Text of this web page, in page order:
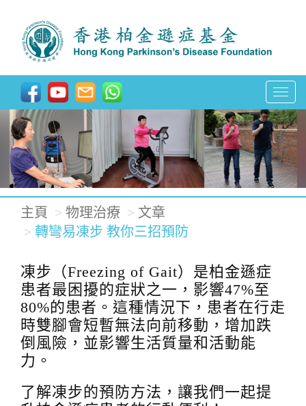
T
o
g
g
l
g
主頁 物理治療
文章
轉彎易凍步 教你三招預防
凍步（Freezing of Gait）是柏金遜症
患者最困擾的症狀之一，影響47%至
80%的患者。這種情況下，患者在行走
時雙腳會短暫無法向前移動，增加跌
倒風險，並影響生活質量和活動能
力。
了解凍步的預防方法，讓我們一起提